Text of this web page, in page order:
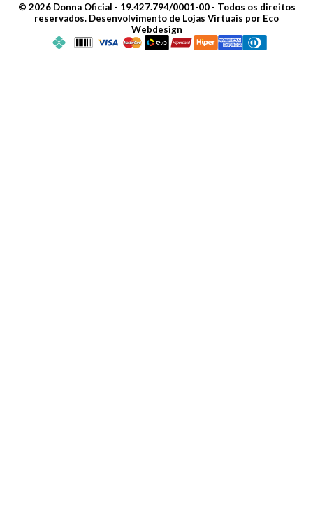
© 2026Donna Oficial - 19.427.794/0001-00 - Todos os direitos
reservados. Desenvolvimento de Lojas Virtuais por Eco
Webdesign